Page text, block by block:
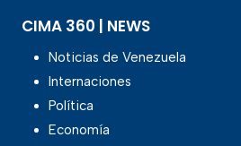
CIMA 360 | NEWS
Noticias de Venezuela
Internaciones
Política
Economía